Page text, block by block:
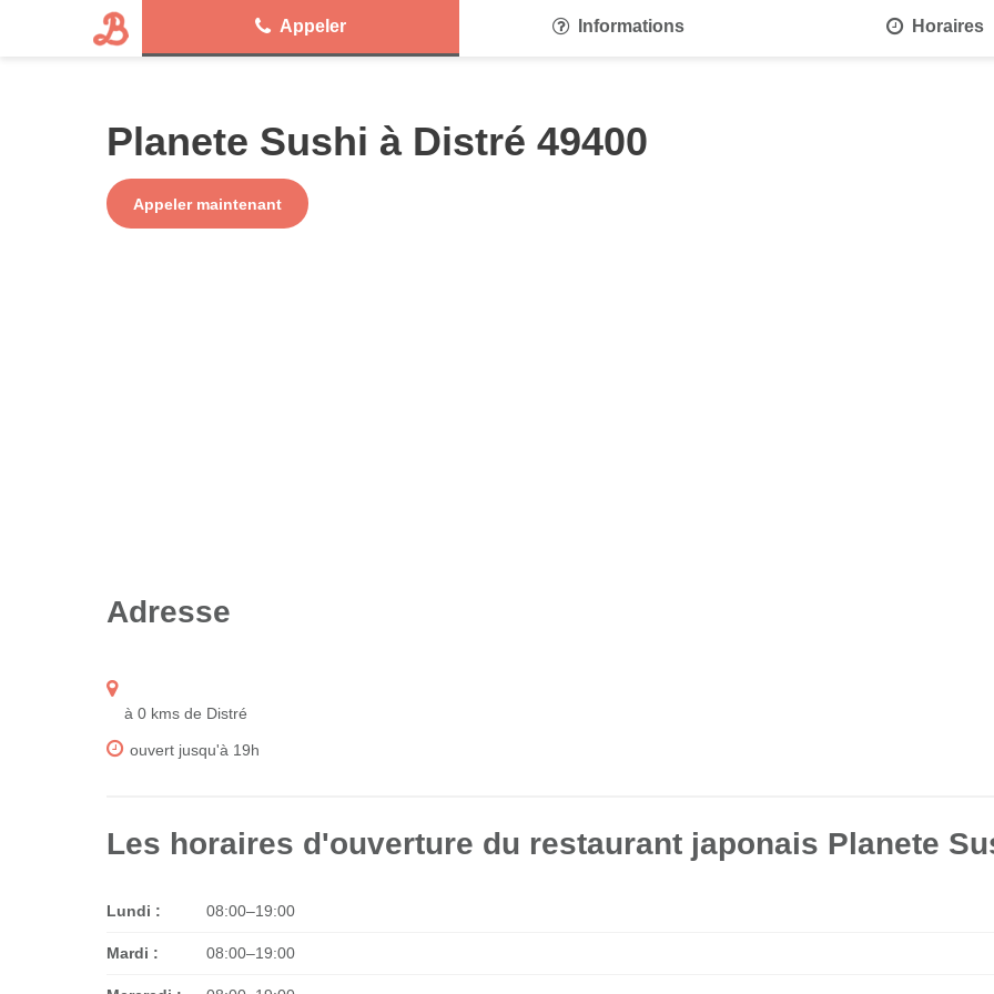
Appeler Informations Horaires
Planete Sushi à Distré 49400
Appeler maintenant
Service
+ prix appel
Adresse
à 0 kms de Distré
ouvert jusqu'à 19h
Les horaires d'ouverture du restaurant japonais Planete
Lundi : 08:00–19:00
Mardi : 08:00–19:00